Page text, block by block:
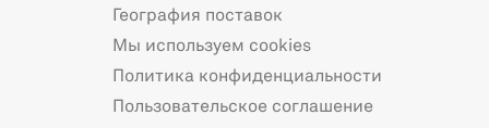
География поставок
Мы используем cookies
Политика конфиденциальности
Пользовательское соглашение